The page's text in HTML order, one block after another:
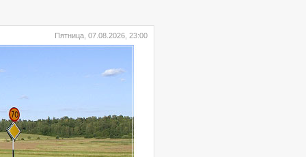
Пятница, 07.08.2026, 23:00